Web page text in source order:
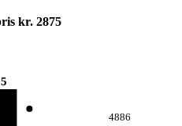
kr. 2875
4886